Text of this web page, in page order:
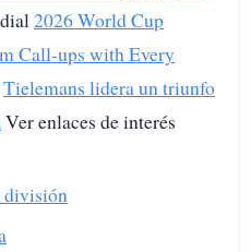
2026 World Cup
Call-ups with Every
Tielemans lidera un triunfo
Ver enlaces de interés
división